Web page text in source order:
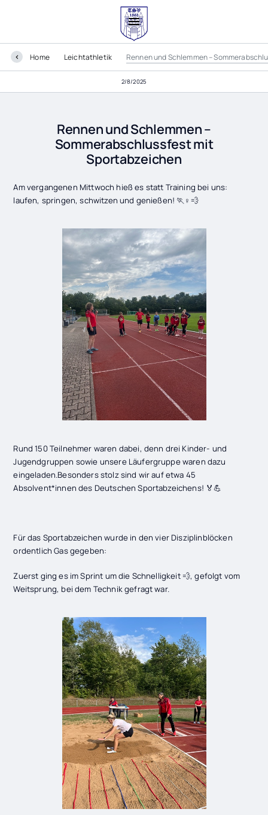
Home Leichtathletik Rennen und Schlemmen –
2/8/2025
Rennen und Schlemmen –
Sommerabschlussfest mit
Sportabzeichen
Am vergangenen Mittwoch hieß es statt Training bei uns:
laufen, springen, schwitzen und genießen! 🏃♀️💨
Rund 150 Teilnehmer waren dabei, denn drei Kinder- und
Jugendgruppen sowie unsere Läufergruppe waren dazu
eingeladen.Besonders stolz sind wir auf etwa 45
Absolvent*innen des Deutschen Sportabzeichens! 🏅💪
Für das Sportabzeichen wurde in den vier Disziplinblöcken
ordentlich Gas gegeben:
Zuerst ging es im Sprint um die Schnelligkeit 💨, gefolgt vom
Weitsprung, bei dem Technik gefragt war.